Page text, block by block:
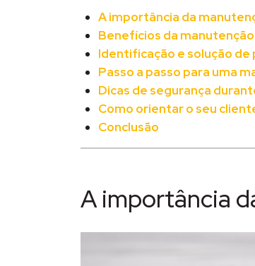
A importância da
Benefícios da
Identificação e solução de
Passo a passo para uma
Dicas de segurança
Como orientar o seu
Conclusão
A importância